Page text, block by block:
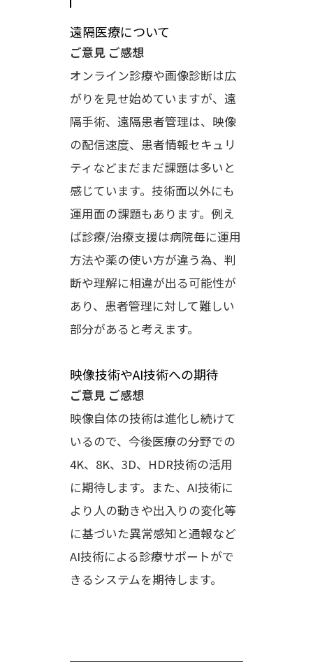
遠隔医療について
ご意見 ご感想
オンライン診療や画像診断は広
がりを見せ始めていますが、遠
隔手術、遠隔患者管理は、映像
の配信速度、患者情報セキュリ
ティなどまだまだ課題は多いと
感じています。技術面以外にも
運用面の課題もあります。例え
ば診療/治療支援は病院毎に運用
方法や薬の使い方が違う為、判
断や理解に相違が出る可能性が
あり、患者管理に対して難しい
部分があると考えます。
映像技術やAI技術への期待
ご意見 ご感想
映像自体の技術は進化し続けて
いるので、今後医療の分野での
4K、8K、3D、HDR技術の活用
に期待します。また、AI技術に
より人の動きや出入りの変化等
に基づいた異常感知と通報など
AI技術による診療サポートがで
きるシステムを期待します。